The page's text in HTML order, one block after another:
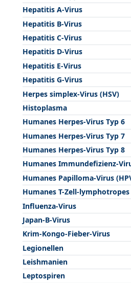
Hepatitis A-Virus
Hepatitis B-Virus
Hepatitis C-Virus
Hepatitis D-Virus
Hepatitis E-Virus
Hepatitis G-Virus
Herpes simplex-Virus (HSV)
Histoplasma
Humanes Herpes-Virus Typ 6
Humanes Herpes-Virus Typ 7
Humanes Herpes-Virus Typ 8
Humanes Immundefizienz-
Humanes Papilloma-Virus
Humanes T-Zell-lymphotropes
Influenza-Virus
Japan-B-Virus
Krim-Kongo-Fieber-Virus
Legionellen
Leishmanien
Leptospiren